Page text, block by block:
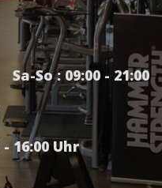
So : 09:00 - 21:00
16:00 Uhr